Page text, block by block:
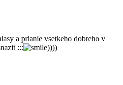
a prianie vsetkeho dobreho v
:::
))))